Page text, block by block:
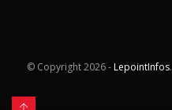
© Copyright2026 - LepointInfos